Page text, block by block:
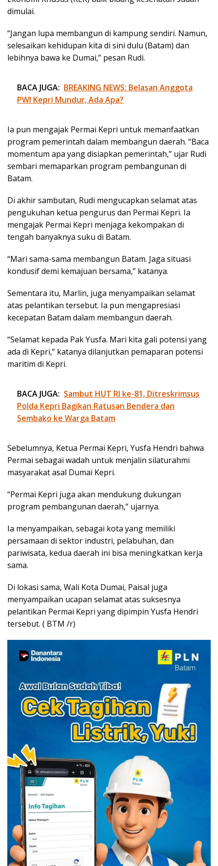
dimulai.
“Jangan lupa membangun di kampung sendiri. Namun,
selesaikan kehidupan kita di sini dulu (Batam) dan
lebihnya bawa ke Dumai,” pesan Rudi.
BACA JUGA: BREAKING NEWS: Belasan Anggota
PWI Kepri Mundur, Ada Apa?
Ia pun mengajak Permai Kepri untuk memanfaatkan
program pemerintah dalam membangun daerah. “Baca
momentum apa yang disiapkan pemerintah,” ujar Rudi
sembari memaparkan program pembangunan di
Batam.
Di akhir sambutan, Rudi mengucapkan selamat atas
pengukuhan ketua pengurus dan Permai Kepri. Ia
mengajak Permai Kepri menjaga kekompakan di
tengah banyaknya suku di Batam.
“Mari sama-sama membangun Batam. Jaga situasi
kondusif demi kemajuan bersama,” katanya.
Sementara itu, Marlin, juga menyampaikan selamat
atas pelantikan tersebut. Ia pun mengapresiasi
kecepatan Batam dalam membangun daerah.
“Selamat kepada Pak Yusfa. Mari kita gali potensi yang
ada di Kepri,” katanya dilanjutkan pemaparan potensi
maritim di Kepri.
BACA JUGA: Sambut HUT RI ke-81, Ditreskrimsus
Polda Kepri Bagikan Ratusan Bendera dan
Sembako ke Warga Batam
Sebelumnya, Ketua Permai Kepri, Yusfa Hendri bahwa
Permai sebagai wadah untuk menjalin silaturahmi
masyarakat asal Dumai Kepri.
“Permai Kepri juga akan mendukung dukungan
program pembangunan daerah,” ujarnya.
Ia menyampaikan, sebagai kota yang memiliki
persamaan di sektor industri, pelabuhan, dan
pariwisata, kedua daerah ini bisa meningkatkan kerja
sama.
Di lokasi sama, Wali Kota Dumai, Paisal juga
menyampaikan ucapan selamat atas suksesnya
pelantikan Permai Kepri yang dipimpin Yusfa Hendri
tersebut. ( BTM /r)